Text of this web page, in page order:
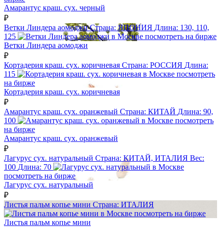
Амарантус краш. сух. черный
₽
Ветки Линдера аомоджиСтрана:ЯПОНИЯ Длина: 130, 110,
125
посмотреть на бирже
Ветки Линдера аомоджи
₽
Кортадерия краш. сух. коричневая Страна: РОССИЯ Длина:
115
посмотреть
на бирже
Кортадерия краш. сух. коричневая
₽
Амарантус краш. сух. оранжевый Страна: КИТАЙ Длина: 90,
100
посмотреть
на бирже
Амарантус краш. сух. оранжевый
₽
Лагурус сух. натуральный Страна: КИТАЙ, ИТАЛИЯ Вес:
100 Длина: 70
посмотреть на бирже
Лагурус сух. натуральный
₽
Листья пальм копье мини Страна: ИТАЛИЯ
посмотреть на бирже
Листья пальм копье мини